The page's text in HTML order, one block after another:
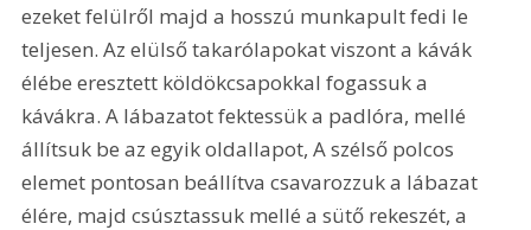
ezeket felülről majd a hosszú munkapult fedi le
teljesen. Az elülső takarólapokat viszont a kávák
élébe eresztett köldökcsapokkal fogassuk a
kávákra. A lábazatot fektessük a padlóra, mellé
állítsuk be az egyik oldallapot, A szélső polcos
elemet pontosan beállítva csavarozzuk a lábazat
élére, majd csúsztassuk mellé a sütő rekeszét, a